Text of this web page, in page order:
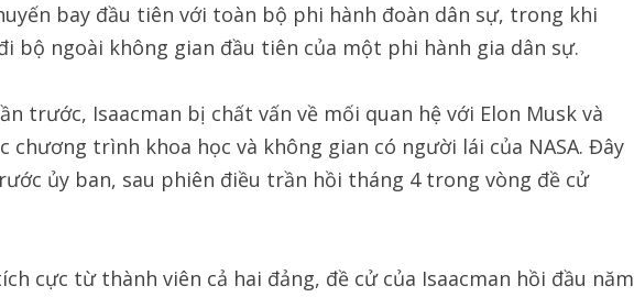
bay đầu tiên với toàn bộ phi hành đoàn dân sự, trong khi
bộ ngoài không gian đầu tiên của một phi hành gia dân sự.
trước, Isaacman bị chất vấn về mối quan hệ với Elon Musk và
chương trình khoa học và không gian có người lái của NASA. Đây
ủy ban, sau phiên điều trần hồi tháng 4 trong vòng đề cử
cực từ thành viên cả hai đảng, đề cử của Isaacman hồi đầu năm